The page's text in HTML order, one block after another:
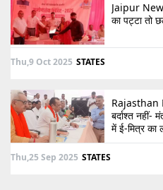
Jaipur
का पट्टा
Thu,9 Oct 2025 STATES
Rajasthan
बर्दाश्त नहीं-
में ई-मित्र का
Thu,25 Sep 2025 STATES